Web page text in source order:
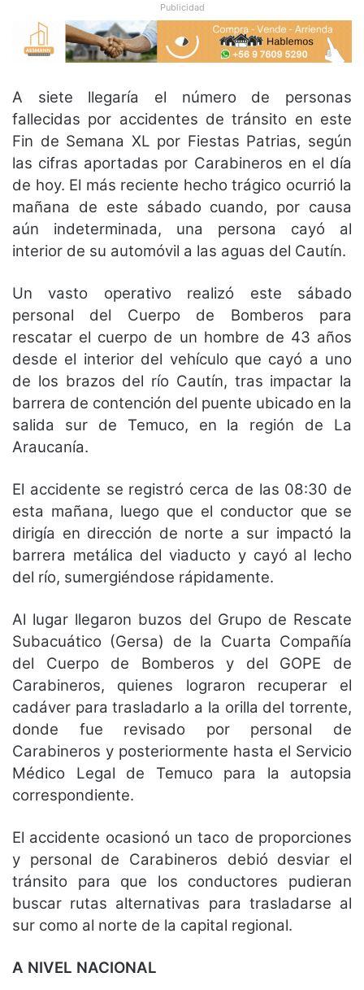
Publicidad
A siete llegaría el número de personas
fallecidas por accidentes de tránsito en este
Fin de Semana XL por Fiestas Patrias, según
las cifras aportadas por Carabineros en el día
de hoy. El más reciente hecho trágico ocurrió la
mañana de este sábado cuando, por causa
aún indeterminada, una persona cayó al
interior de su automóvil a las aguas del Cautín.
Un vasto operativo realizó este sábado
personal del Cuerpo de Bomberos para
rescatar el cuerpo de un hombre de 43 años
desde el interior del vehículo que cayó a uno
de los brazos del río Cautín, tras impactar la
barrera de contención del puente ubicado en la
salida sur de Temuco, en la región de La
Araucanía.
El accidente se registró cerca de las 08:30 de
esta mañana, luego que el conductor que se
dirigía en dirección de norte a sur impactó la
barrera metálica del viaducto y cayó al lecho
del río, sumergiéndose rápidamente.
Al lugar llegaron buzos del Grupo de Rescate
Subacuático (Gersa) de la Cuarta Compañía
del Cuerpo de Bomberos y del GOPE de
Carabineros, quienes lograron recuperar el
cadáver para trasladarlo a la orilla del torrente,
donde fue revisado por personal de
Carabineros y posteriormente hasta el Servicio
Médico Legal de Temuco para la autopsia
correspondiente.
El accidente ocasionó un taco de proporciones
y personal de Carabineros debió desviar el
tránsito para que los conductores pudieran
buscar rutas alternativas para trasladarse al
sur como al norte de la capital regional.
A NIVEL NACIONAL